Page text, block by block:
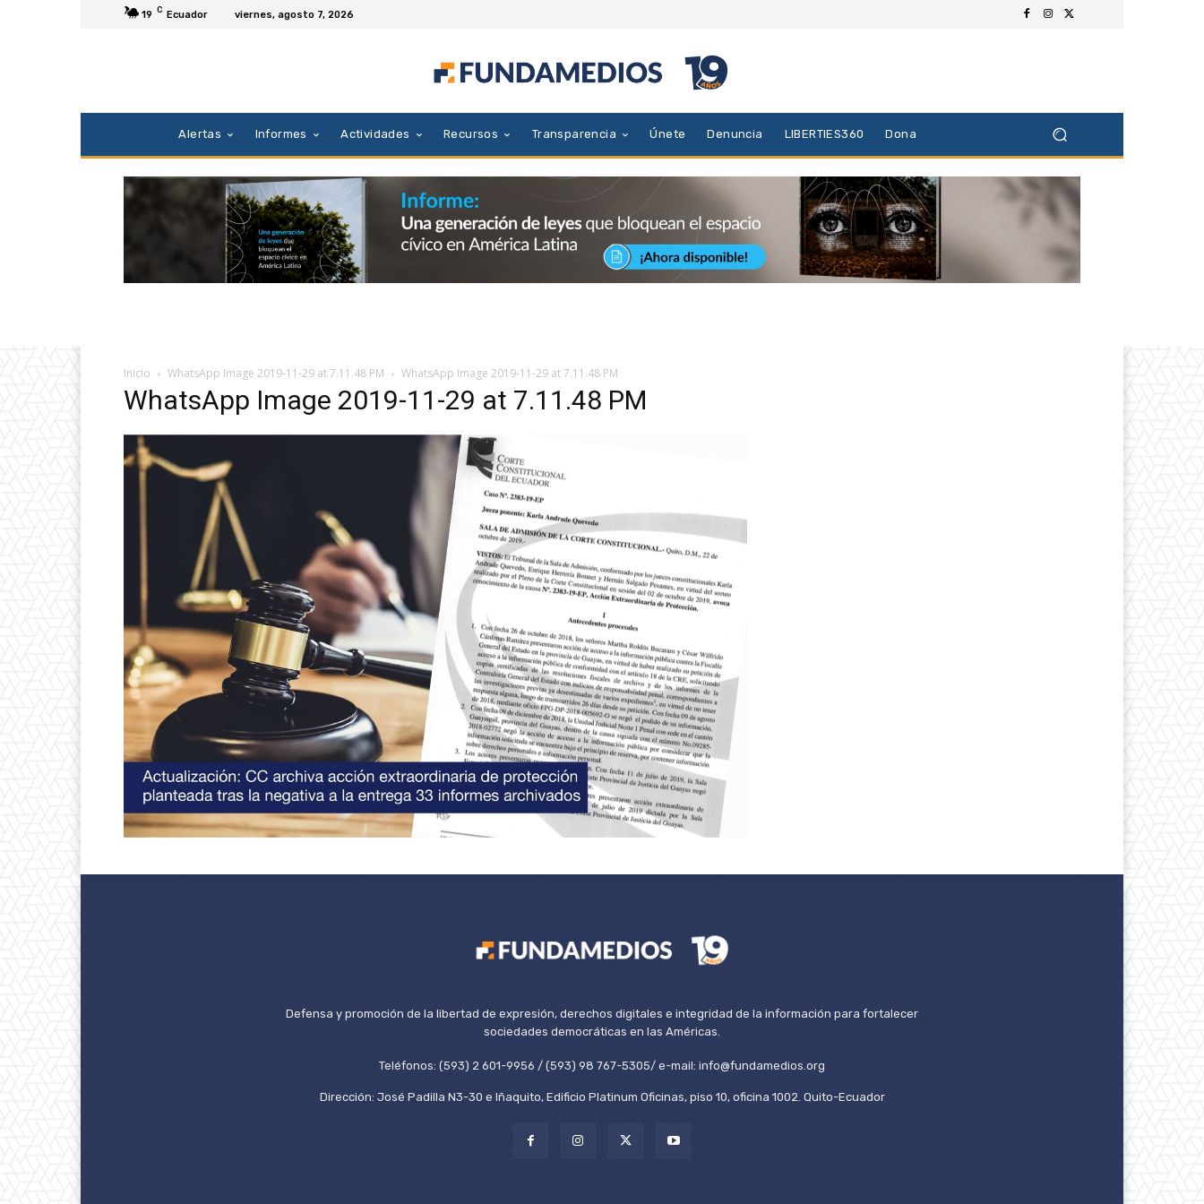
19 C Ecuador viernes, agosto 7, 2026
Alertas Informes Actividades Recursos Transparencia Únete Denuncia LIBERTIES360 Dona
Inicio WhatsApp Image 2019-11-29 at 7.11.48 PM WhatsApp Image 2019-11-29 at 7.11.48 PM
WhatsApp Image 2019-11-29 at 7.11.48 PM
Defensa y promoción de la libertad de expresión, derechos digitales e integridad de la información para fortalecer
sociedades democráticas en las Américas.
Teléfonos: (593) 2 601-9956 / (593) 98 767-5305/ e-mail: info@fundamedios.org
Dirección: José Padilla N3-30 e Iñaquito, Edificio Platinum Oficinas, piso 10, oficina 1002. Quito-Ecuador